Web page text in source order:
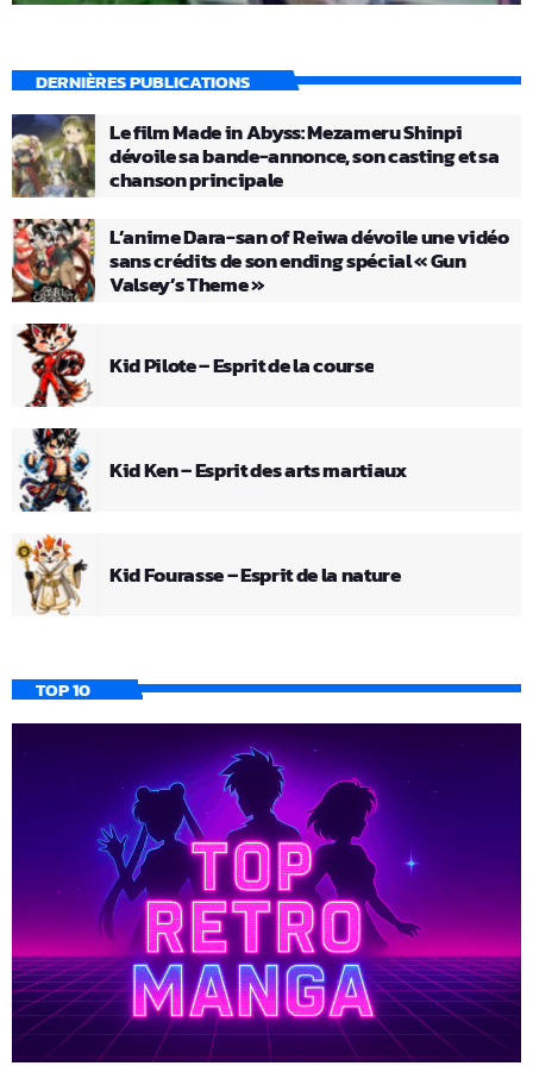
DERNIÈRES PUBLICATIONS
Le film Made in Abyss: Mezameru Shinpi
dévoile sa bande-annonce, son casting et sa
chanson principale
L’anime Dara-san of Reiwa dévoile une vidéo
sans crédits de son ending spécial « Gun
Valsey’s Theme »
Kid Pilote – Esprit de la course
Kid Ken – Esprit des arts martiaux
Kid Fourasse – Esprit de la nature
TOP 10